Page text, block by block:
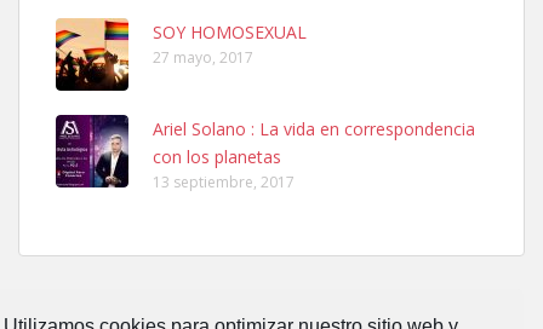
Ninfa perdida
El día 5 se los perdió una ninfa papillera, asustada tiene miedo a la
calle, se perdió por la zon...
SOY HOMOSEXUAL
27 mayo, 2017
Ariel Solano : La vida en correspondencia
con los planetas
13 septiembre, 2017